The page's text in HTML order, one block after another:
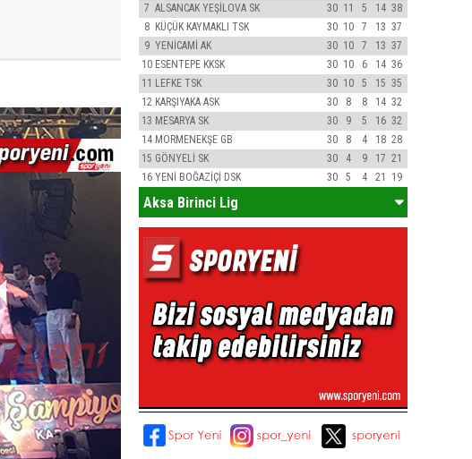
7 ALSANCAK YEŞİLOVA SK 30 11 5 14 38
8 KÜÇÜK KAYMAKLI TSK 30 10 7 13 37
9 YENİCAMİ AK 30 10 7 13 37
10 ESENTEPE KKSK 30 10 6 14 36
11 LEFKE TSK 30 10 5 15 35
12 KARŞIYAKA ASK 30 8 8 14 32
13 MESARYA SK 30 9 5 16 32
14 MORMENEKŞE GB 30 8 4 18 28
15 GÖNYELİ SK 30 4 9 17 21
16 YENİ BOĞAZİÇİ DSK 30 5 4 21 19
Aksa Birinci Lig